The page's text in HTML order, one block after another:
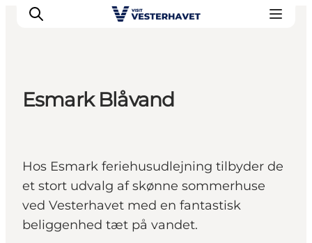
Vores Byer
Mad & Overnatning
Køb billet
Planlæg din ferie
Esmark Blåvand
Hos Esmark feriehusudlejning tilbyder de
et stort udvalg af skønne sommerhuse
ved Vesterhavet med en fantastisk
beliggenhed tæt på vandet.